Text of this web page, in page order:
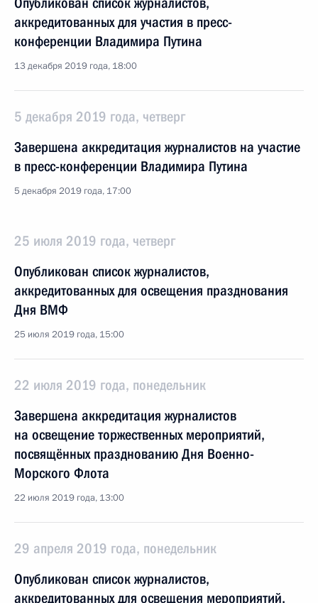
аккредитованных для участия в пресс-
конференции Владимира Путина
13 декабря 2019 года, 18:00
5 декабря 2019 года, четверг
Завершена аккредитация журналистов на участие
в пресс-конференции Владимира Путина
5 декабря 2019 года, 17:00
25 июля 2019 года, четверг
Опубликован список журналистов,
аккредитованных для освещения празднования
Дня ВМФ
25 июля 2019 года, 15:00
22 июля 2019 года, понедельник
Завершена аккредитация журналистов
на освещение торжественных мероприятий,
посвящённых празднованию Дня Военно-
Морского Флота
22 июля 2019 года, 13:00
29 апреля 2019 года, понедельник
Опубликован список журналистов,
аккредитованных для освещения мероприятий,